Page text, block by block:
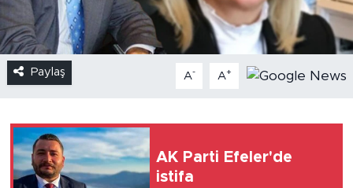
Paylaş A- A+
AK Parti Efeler'de
istifa